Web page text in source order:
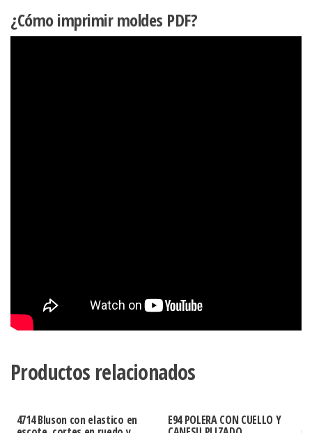
¿Cómo imprimir moldes PDF?
Productos relacionados
4714 Bluson con elastico en E94 POLERA CON CUELLO Y